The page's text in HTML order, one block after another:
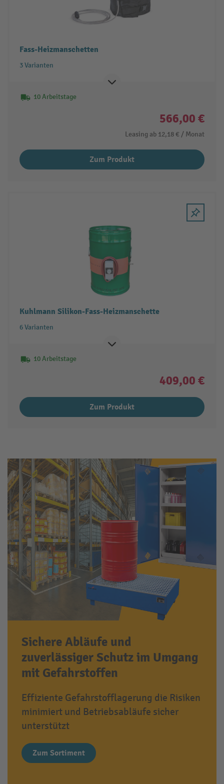
Fass-Heizmanschetten
3 Varianten
10 Arbeitstage
566,00 €
Leasing ab 12,18 € / Monat
Zum Produkt
Kuhlmann Silikon-Fass-Heizmanschette
6 Varianten
10 Arbeitstage
409,00 €
Zum Produkt
Sichere Abläufe und
zuverlässiger Schutz im Umgang
mit Gefahrstoffen
Effiziente Gefahrstofflagerung die Risiken
minimiert und Betriebsabläufe sicher
unterstützt
Zum Sortiment